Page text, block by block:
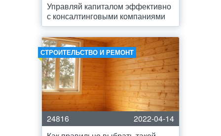
Управляй капиталом эффективно
с консалтинговыми компаниями
СТРОИТЕЛЬСТВО И РЕМОНТ
24816
2022-04-14